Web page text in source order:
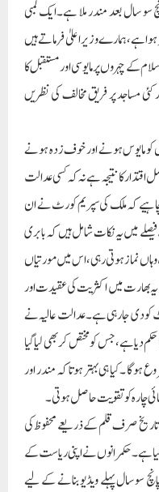
سال بعد مندر ملا ہے۔ایک لمبی
ہے،ہمارے وزیر اعلیٰ فرماتے ہیں
کے چہروں پر مایوسی اور مستقبل کا
مساجد پر فریق مخالف کی نظریں
کو مایوس ہونے اور خوف زدہ ہونے
کا نتیجہ ہے نہ کہ کسی عدالت
چاہیے کہ ملک کی سپریم کورٹ نے ان
میں یہ نکات شامل ہیں کہ بابری
کو توڑ کر نہیں بنائی گئی،1949 تک وہاں نماز ہوتی رہی،اس میں مورتیاں
یہ بھارت میں اکثریت کی عقیدت اور
کو دی جارہی ہے۔عدالت عالیہ نے
دیاہے،جس کو مختص کر بھی لیا گیا
۔کیا ہی بہتر ہوتا کہ مندر اور
چارہ کو تقویت حاصل ہوتی۔
تاریخ صرف قلم کے ذریعے محفوظ کی
ہے ۔حکمرانوں نے اپنی ریاست کے
سو سال پہلے ویڈیو بنانے کے لیے